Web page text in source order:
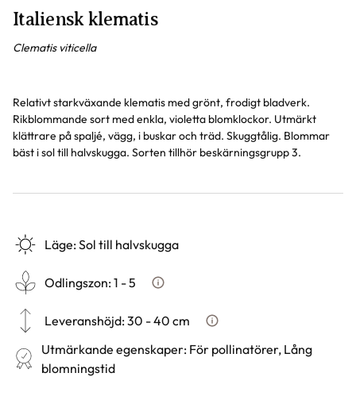
Italiensk klematis
Clematis viticella
Relativt starkväxande klematis med grönt, frodigt bladverk.
Rikblommande sort med enkla, violetta blomklockor. Utmärkt
klättrare på spaljé, vägg, i buskar och träd. Skuggtålig. Blommar
bäst i sol till halvskugga. Sorten tillhör beskärningsgrupp 3.
Läge:Sol till halvskugga
Odlingszon:1 - 5 Vad är odlingszon?
Leveranshöjd:30 - 40 cm Hur vi mäter leveranshöjd på
Utmärkande egenskaper: För pollinatörer, Lång
blomningstid